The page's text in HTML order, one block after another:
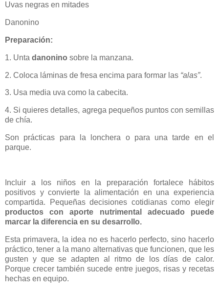
Uvas negras en mitades
Danonino
Preparación:
1. Unta danonino sobre la manzana.
2. Coloca láminas de fresa encima para formar las “alas”.
3. Usa media uva como la cabecita.
4. Si quieres detalles, agrega pequeños puntos con semillas
de chía.
Son prácticas para la lonchera o para una tarde en el
parque.
Incluir a los niños en la preparación fortalece hábitos
positivos y convierte la alimentación en una experiencia
compartida. Pequeñas decisiones cotidianas como elegir
productos con aporte nutrimental adecuado puede
marcar la diferencia en su desarrollo.
Esta primavera, la idea no es hacerlo perfecto, sino hacerlo
práctico, tener a la mano alternativas que funcionen, que les
gusten y que se adapten al ritmo de los días de calor.
Porque crecer también sucede entre juegos, risas y recetas
hechas en equipo.